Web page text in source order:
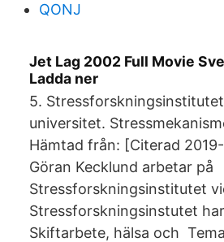
QONJ
Jet Lag 2002 Full Movie
Ladda ner
5.
universitet.
Hämtad från: [Citerad
Göran Kecklund arbetar på
Stressforskningsinstitutet
Stressforskningsinstutet
Skiftarbete, hälsa och